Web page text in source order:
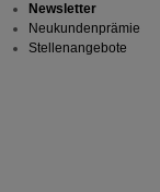
Newsletter
Neukundenprämie
Stellenangebote